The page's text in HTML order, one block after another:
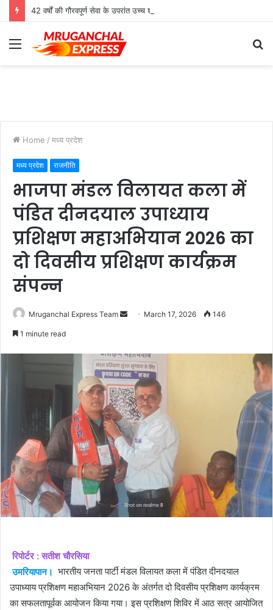
Menu
Home / मध्य प्रदेश
मध्य प्रदेश राजनीति
भाजपा मंडल विलायत कला में
पंडित दीनदयाल उपाध्याय
प्रशिक्षण महाअभियान 2026 का
दो दिवसीय प्रशिक्षण कार्यक्रम
संपन्न
Mruganchal Express Team
Send March 17, 2026 146
1 minute read
रिपोर्टर : सतीश चौरसिया
उमरियापान। भारतीय जनता पार्टी मंडल विलायत कला में पंडित दीनदयाल
उपाध्याय प्रशिक्षण महाअभियान 2026 के अंतर्गत दो दिवसीय प्रशिक्षण कार्यक्रम
का सफलतापूर्वक आयोजन किया गया। इस प्रशिक्षण शिविर में आठ सत्र आयोजित